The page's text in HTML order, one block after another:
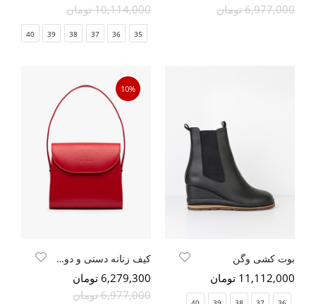
6,977,000 تومان
10,114,000 تومان
35
36
37
38
39
40
بوت کشی وگن
11,112,000 تومان
10%
کیف زنانه دستی و دوشی
6,279,300 تومان
6,977,000 تومان